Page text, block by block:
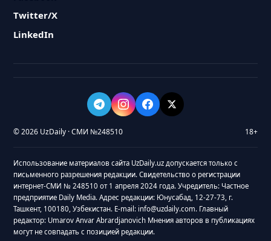
Twitter/X
LinkedIn
© 2026 UzDaily · СМИ №248510 18+
Использование материалов сайта UzDaily.uz допускается только с
письменного разрешения редакции. Свидетельство о регистрации
интернет-СМИ № 248510 от 1 апреля 2024 года. Учредитель: Частное
предприятие Daily Media. Адрес редакции: Юнусабад, 12-27-73, г.
Ташкент, 100180, Узбекистан. E-mail: info@uzdaily.com. Главный
редактор: Umarov Anvar Abrardjanovich Мнения авторов в публикациях
могут не совпадать с позицией редакции.